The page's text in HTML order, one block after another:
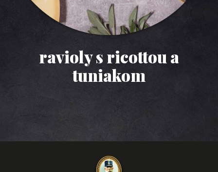
ravioly s ricottou a
tuniakom